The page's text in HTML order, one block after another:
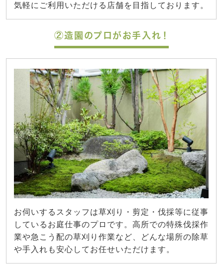
気軽にご利用いただける店舗を目指しております。
②造園のプロがお手入れ！
お伺いするスタッフは草刈り・剪定・伐採等に従事
しているお庭仕事のプロです。高所での特殊伐採作
業や急こう配の草刈り作業など、どんな場所の除草
や手入れも安心してお任せいただけます。